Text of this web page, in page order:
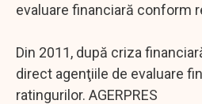
evaluare financiară conform
Din 2011, după criza
direct agenţiile de evaluare
ratingurilor. AGERPRES